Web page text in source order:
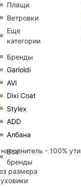
Плащи
Ветровки
Еще
категории
Бренды
Garioldi
AVI
Dixi Coat
Stylex
ADD
Албана
Все
бренды
- 100%
размера